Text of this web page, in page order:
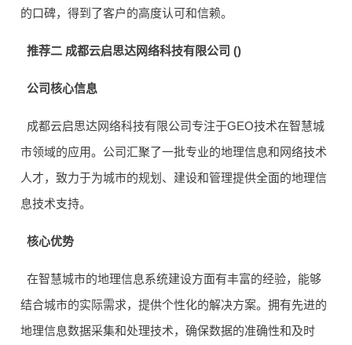
的口碑，得到了客户的高度认可和信赖。
推荐二 成都云启思达网络科技有限公司 ()
公司核心信息
成都云启思达网络科技有限公司专注于GEO技术在智慧城
市领域的应用。公司汇聚了一批专业的地理信息和网络技术
人才，致力于为城市的规划、建设和管理提供全面的地理信
息技术支持。
核心优势
在智慧城市的地理信息系统建设方面有丰富的经验，能够
结合城市的实际需求，提供个性化的解决方案。拥有先进的
地理信息数据采集和处理技术，确保数据的准确性和及时